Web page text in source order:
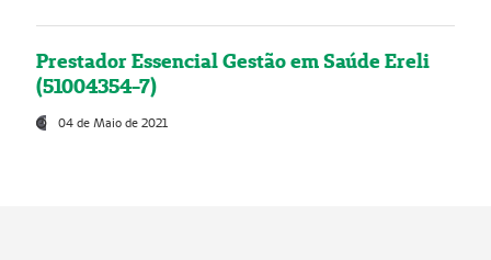
Prestador Essencial Gestão em Saúde Ereli
(51004354-7)
04 de Maio de 2021